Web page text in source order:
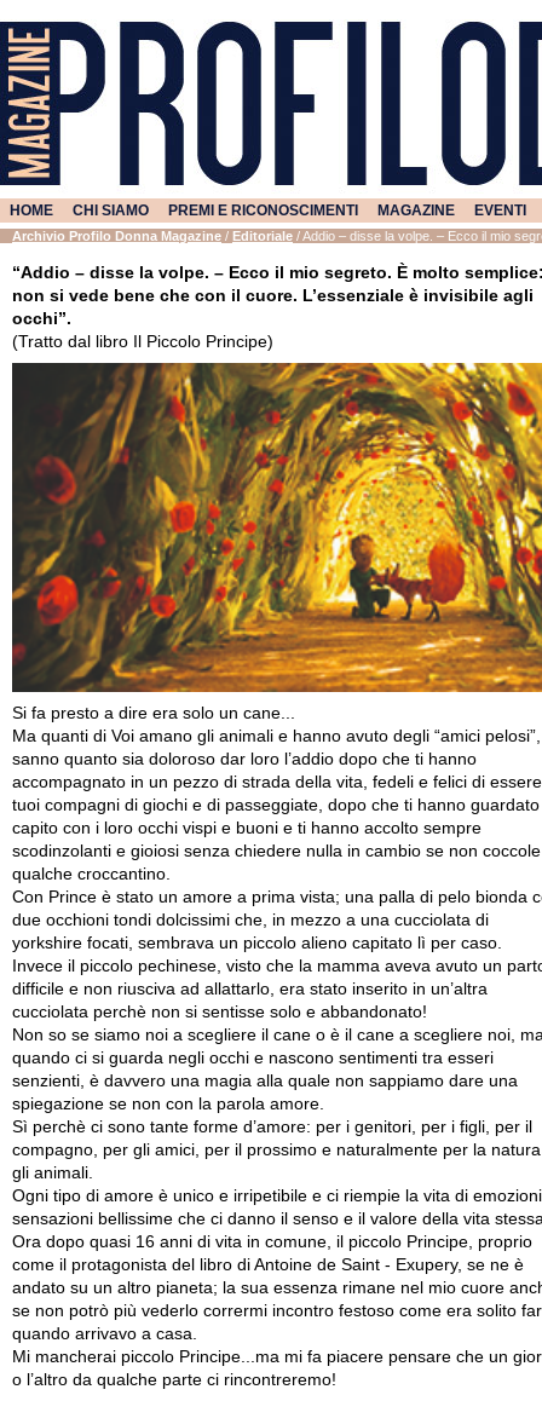
HOME CHI SIAMO PREMI E RICONOSCIMENTI MAGAZINE EVENTI
Archivio Profilo Donna Magazine / Editoriale /Addio – disse la volpe. – Ecco il mio
“Addio – disse la volpe. – Ecco il mio segreto. È molto
non si vede bene che con il cuore. L’essenziale è invisibile agli
occhi”.
(Tratto dal libro Il Piccolo Principe)
Si fa presto a dire era solo un cane...
Ma quanti di Voi amano gli animali e hanno avuto degli “amici pelosi”,
sanno quanto sia doloroso dar loro l’addio dopo che ti hanno
accompagnato in un pezzo di strada della vita, fedeli e felici di
tuoi compagni di giochi e di passeggiate, dopo che ti hanno
capito con i loro occhi vispi e buoni e ti hanno accolto sempre
scodinzolanti e gioiosi senza chiedere nulla in cambio se non
qualche croccantino.
Con Prince è stato un amore a prima vista; una palla di pelo bionda
due occhioni tondi dolcissimi che, in mezzo a una cucciolata di
yorkshire focati, sembrava un piccolo alieno capitato lì per caso.
Invece il piccolo pechinese, visto che la mamma aveva avuto un
difficile e non riusciva ad allattarlo, era stato inserito in un’altra
cucciolata perchè non si sentisse solo e abbandonato!
Non so se siamo noi a scegliere il cane o è il cane a scegliere noi,
quando ci si guarda negli occhi e nascono sentimenti tra esseri
senzienti, è davvero una magia alla quale non sappiamo dare una
spiegazione se non con la parola amore.
Sì perchè ci sono tante forme d’amore: per i genitori, per i figli, per il
compagno, per gli amici, per il prossimo e naturalmente per la
gli animali.
Ogni tipo di amore è unico e irripetibile e ci riempie la vita di
sensazioni bellissime che ci danno il senso e il valore della vita
Ora dopo quasi 16 anni di vita in comune, il piccolo Principe, proprio
come il protagonista del libro di Antoine de Saint - Exupery, se ne è
andato su un altro pianeta; la sua essenza rimane nel mio cuore
se non potrò più vederlo corrermi incontro festoso come era solito
quando arrivavo a casa.
Mi mancherai piccolo Principe...ma mi fa piacere pensare che un
o l’altro da qualche parte ci rincontreremo!